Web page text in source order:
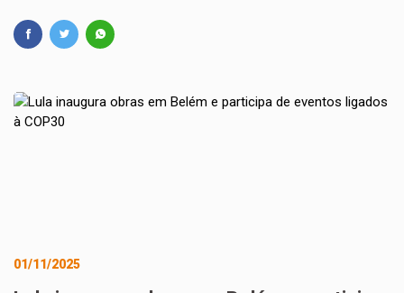
01/11/2025